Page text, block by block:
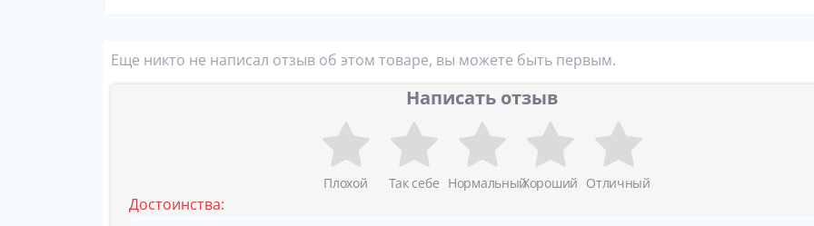
Еще никто не написал отзыв об этом товаре, вы можете быть первым.
Написать отзыв
Плохой Так себе НормальныйХороший Отличный
Достоинства: